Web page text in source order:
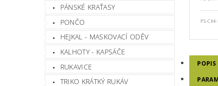
PÁNSKÉ KRAŤASY
PONČO
HEJKAL - MASKOVACÍ ODĚV
KALHOTY - KAPSÁČE
RUKAVICE
TRIKO KRÁTKÝ RUKÁV
PS-
POPIS